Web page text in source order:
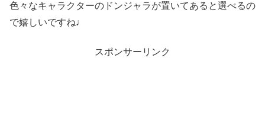
色々なキャラクターのドンジャラが置いてあると選べるの
で嬉しいですね♩
スポンサーリンク